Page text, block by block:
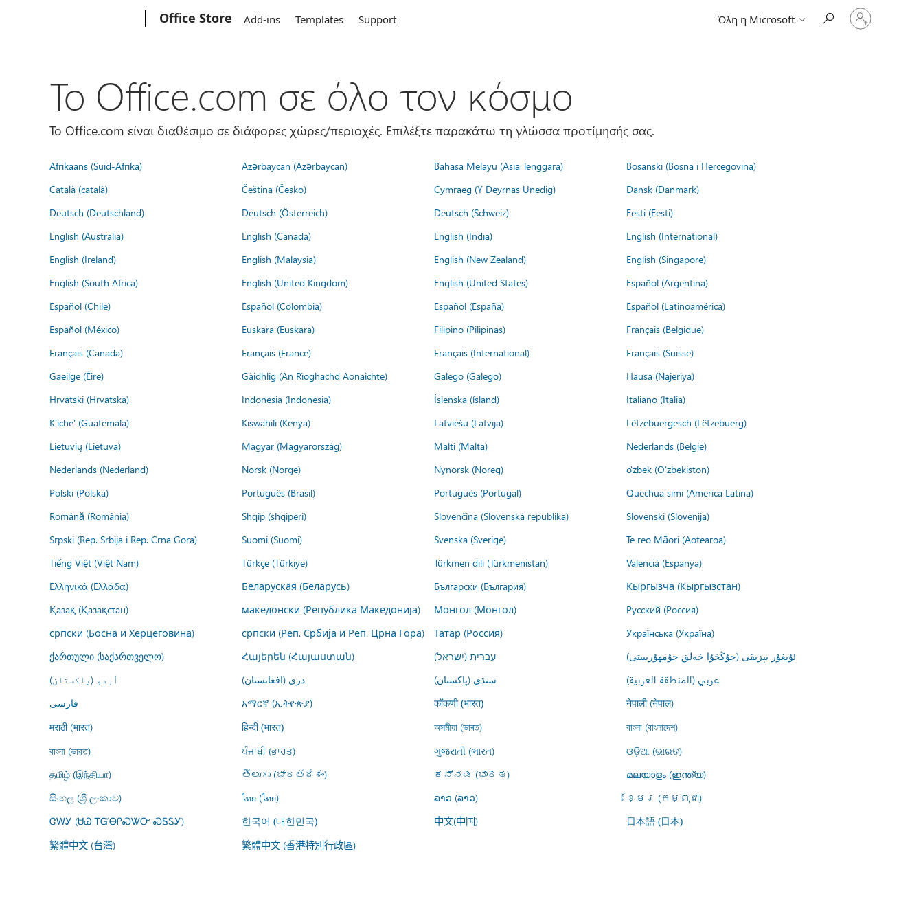
Office Store Add-ins Templates Support Όλη η Microsoft
Είσοδος
στον
λογαριασμό
Το Office.com σε όλο τον κόσμο
Το Office.com είναι διαθέσιμο σε διάφορες χώρες/περιοχές. Επιλέξτε παρακάτω τη γλώσσα προτίμησής σας.
Afrikaans (Suid-Afrika) Azərbaycan (Azərbaycan) Bahasa Melayu (Asia Tenggara)
Bosanski (Bosna i Hercegovina)
Català (català)
Čeština (Česko) Cymraeg (Y Deyrnas Unedig)
Dansk (Danmark)
Deutsch (Deutschland)
Deutsch (Österreich) Deutsch (Schweiz)
Eesti (Eesti)
English (Australia)
English (Canada) English (India)
English (International)
English (Ireland)
English (Malaysia) English (New Zealand)
English (Singapore)
English (South Africa)
English (United Kingdom) English (United States)
Español (Argentina)
Español (Chile)
Español (Colombia) Español (España)
Español (Latinoamérica)
Español (México)
Euskara (Euskara) Filipino (Pilipinas)
Français (Belgique)
Français (Canada)
Français (France) Français (International)
Français (Suisse)
Gaeilge (Éire)
Gàidhlig (An Rìoghachd Aonaichte) Galego (Galego)
Hausa (Najeriya)
Hrvatski (Hrvatska)
Indonesia (Indonesia) Íslenska (ísland)
Italiano (Italia)
K'iche' (Guatemala)
Kiswahili (Kenya) Latviešu (Latvija)
Lëtzebuergesch (Lëtzebuerg)
Lietuvių (Lietuva)
Magyar (Magyarország) Malti (Malta)
Nederlands (België)
Nederlands (Nederland)
Norsk (Norge) Nynorsk (Noreg)
o'zbek (O'zbekiston)
Polski (Polska)
Português (Brasil) Português (Portugal)
Quechua simi (America Latina)
Română (România)
Shqip (shqipëri) Slovenčina (Slovenská republika)
Slovenski (Slovenija)
Srpski (Rep. Srbija i Rep. Crna Gora)
Suomi (Suomi) Svenska (Sverige)
Te reo Māori (Aotearoa)
Tiếng Việt (Việt Nam)
Türkçe (Türkiye) Türkmen dili (Türkmenistan)
Valencià (Espanya)
Ελληνικά (Ελλάδα)
Беларуская (Беларусь) Български (България)
Кыргызча (Кыргызстан)
Қазақ (Қазақстан)
македонски (Република Македонија) Монгол (Монгол)
Русский (Россия)
српски (Босна и Херцеговина)
српски (Реп. Србија и Реп. Црна Гора) Татар (Россия)
Українська (Україна)
ქართული (საქართველო)
Հայերեն (Հայաստան) עברית (ישראל)
ئۇيغۇر يېزىقى (جۇڭخۇا خەلق جۇمھۇرىيىتى)
اُردو (پاکستان)
درى (افغانستان) سنڌي (پاکستان)
عربي (المنطقة العربية)
فارسى
አማርኛ (ኢትዮጵያ) कोंकणी (भारत)
नेपाली (नेपाल)
मराठी (भारत)
हिन्दी (भारत) অসমীয়া (ভাৰত)
বাংলা (বাংলাদেশ)
বাংলা (ভারত)
ਪੰਜਾਬੀ (ਭਾਰਤ) ગુજરાતી (ભારત)
ଓଡ଼ିଆ (ଭାରତ)
தமிழ் (இந்தியா)
తెలుగు (భారతదేశం) ಕನ್ನಡ (ಭಾರತ)
മലയാളം (ഇന്ത്യ)
සිංහල (ශ්‍රී ලංකාව)
ไทย (ไทย) ລາວ (ລາວ)
ខ្មែរ (កម្ពុជា)
ᏣᎳᎩ (ᏌᏊ ᎢᏳᎾᎵᏍᏔᏅ ᏍᎦᏚᎩ)
한국어 (대한민국) 中文(中国) 日本語 (日本)
繁體中文 (台灣) 繁體中文 (香港特別行政區)